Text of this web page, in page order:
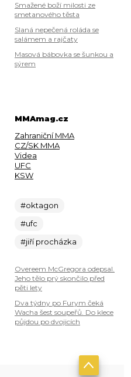
Smažené boží milosti ze
smetanového těsta
Slaná nepečená roláda se
salámem a rajčaty
Masová bábovka se šunkou a
sýrem
MMAmag.cz
Zahraniční MMA
CZ/SK MMA
Videa
UFC
KSW
#oktagon
#ufc
#jiří procházka
Overeem McGregora odepsal.
Jeho tělo prý skončilo před
pěti lety
Dva týdny po Furym čeká
Wacha šest soupeřů. Do klece
půjdou po dvojicích